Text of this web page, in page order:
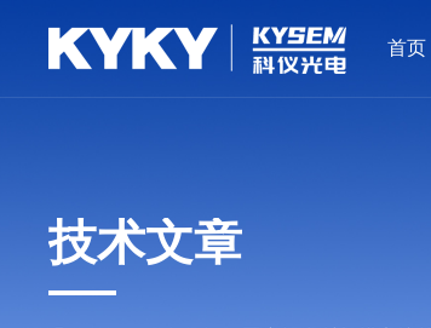
首页
技术文章